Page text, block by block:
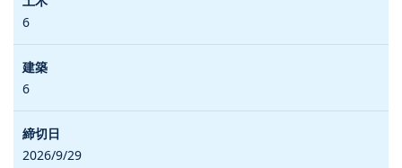
6
6
2026/9/29